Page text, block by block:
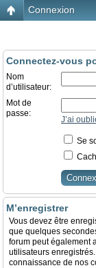
Connexion
Connectez-vous
Nom
d’utilisateur:
Mot de
passe:
J’ai
Se
M’enregistrer
Vous devez être
que quelques
forum peut également
utilisateurs
connaissance de nos